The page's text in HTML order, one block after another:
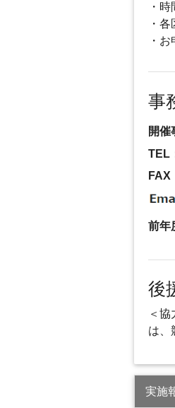
・
・
・
事
開催
TEL
FAX
前年
後
＜
は、
実施